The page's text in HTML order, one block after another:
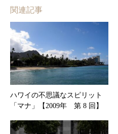
関連記事
ハワイの不思議なスピリット
「マナ」【2009年 第 8 回】